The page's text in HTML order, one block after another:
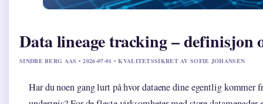
Data lineage tracking – definisjon
SINDRE BERG AAS • 2026-07-01 • KVALITETSSIKRET AV SOFIE JOHANSEN
Har du noen gang lurt på hvor dataene dine egentlig kommer